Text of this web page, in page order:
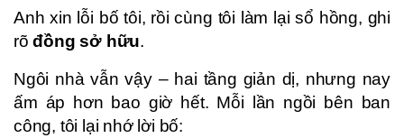
Anh xin lỗi bố tôi, rồi cùng tôi làm lại sổ hồng, ghi
rõđồng sở hữu.
Ngôi nhà vẫn vậy – hai tầng giản dị, nhưng nay
ấm áp hơn bao giờ hết. Mỗi lần ngồi bên ban
công, tôi lại nhớ lời bố: